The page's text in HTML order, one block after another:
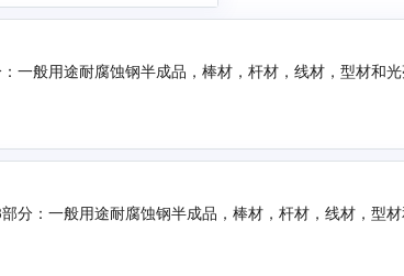
一般用途耐腐蚀钢半成品，棒材，杆材，线材，型材和
分：一般用途耐腐蚀钢半成品，棒材，杆材，线材，型